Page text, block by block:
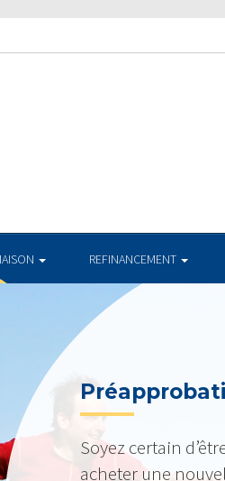
REFINANCEMENT
Soyez certain
acheter une